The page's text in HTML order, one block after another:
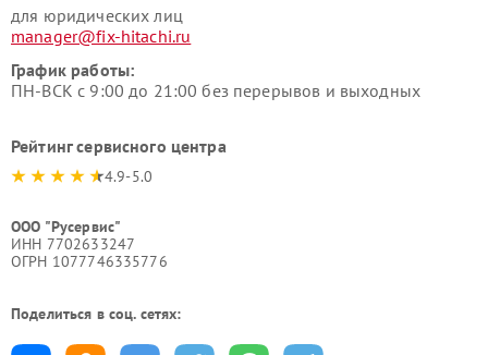
для юридических лиц
manager@fix-hitachi.ru
График работы:
ПН-ВСК с 9:00 до 21:00 без перерывов и выходных
Рейтинг сервисного центра
4.9-5.0
ООО "Русервис"
ИНН 7702633247
ОГРН 1077746335776
Поделиться в соц. сетях: